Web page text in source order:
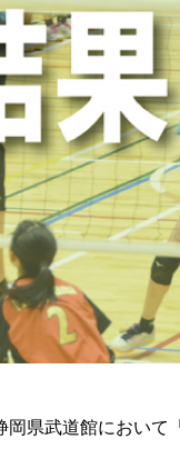
県武道館において